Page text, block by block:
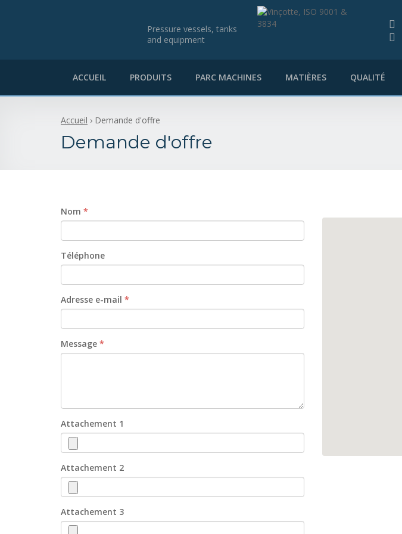
Pressure vessels, tanks
and equipment
ACCUEIL PRODUITS PARC MACHINES MATIÈRES QUALITÉ
Accueil › Demande d'offre
Demande d'offre
Nom *
Téléphone
Adresse e-mail *
Message *
Attachement 1
Attachement 2
Attachement 3